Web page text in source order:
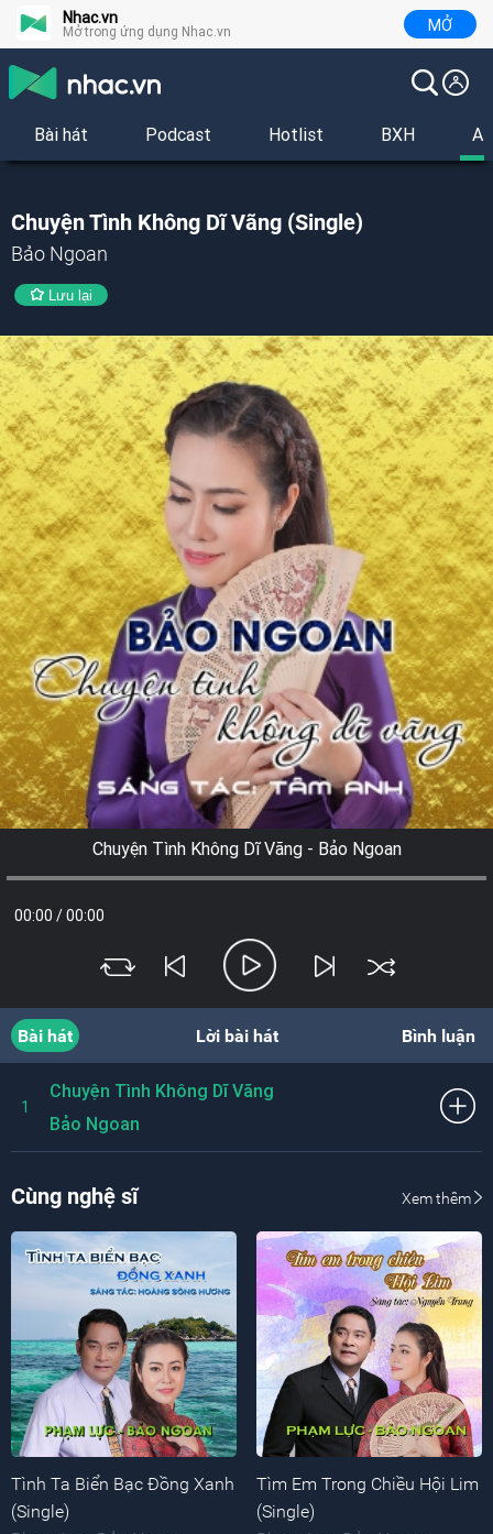
Nhac.vn
Mở trong ứng dụng Nhac.vn MỞ
Bài hát Podcast Hotlist BXH
Chuyện Tình Không Dĩ Vãng (Single)
Bảo Ngoan
Lưu lại
Chuyện Tình Không Dĩ Vãng - Bảo Ngoan
00:00 /00:00
Bài hát Lời bài hát Bình luận
1
Chuyện Tình Không Dĩ Vãng
Bảo Ngoan
Cùng nghệ sĩ Xem thêm
Tình Ta Biển Bạc Đồng Xanh
(Single)
Tìm Em Trong Chiều Hội Lim
(Single)